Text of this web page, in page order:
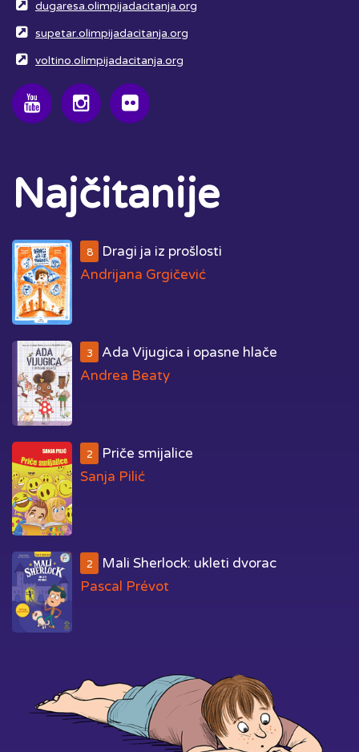
dugaresa.olimpijadacitanja.org
supetar.olimpijadacitanja.org
voltino.olimpijadacitanja.org
Najčitanije
8
Dragi ja iz prošlosti
Andrijana Grgičević
3
Ada Vijugica i opasne hlače
Andrea Beaty
2
Priče smijalice
Sanja Pilić
2
Mali Sherlock: ukleti dvorac
Pascal Prévot